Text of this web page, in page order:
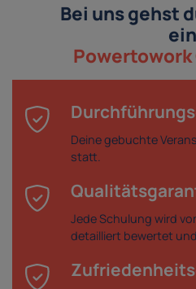
Bei uns gehst
ein
Deine gebuchte
statt.
Jede Schulung wird
detailliert bewertet